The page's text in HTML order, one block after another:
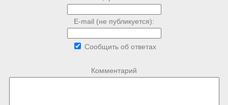
E-mail (не публикуется):
Сообщить об ответах
Комментарий